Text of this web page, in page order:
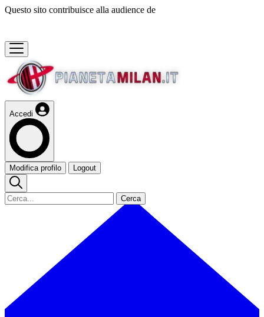
Questo sito contribuisce alla audience de
Accedi
Modifica profilo Logout
Cerca